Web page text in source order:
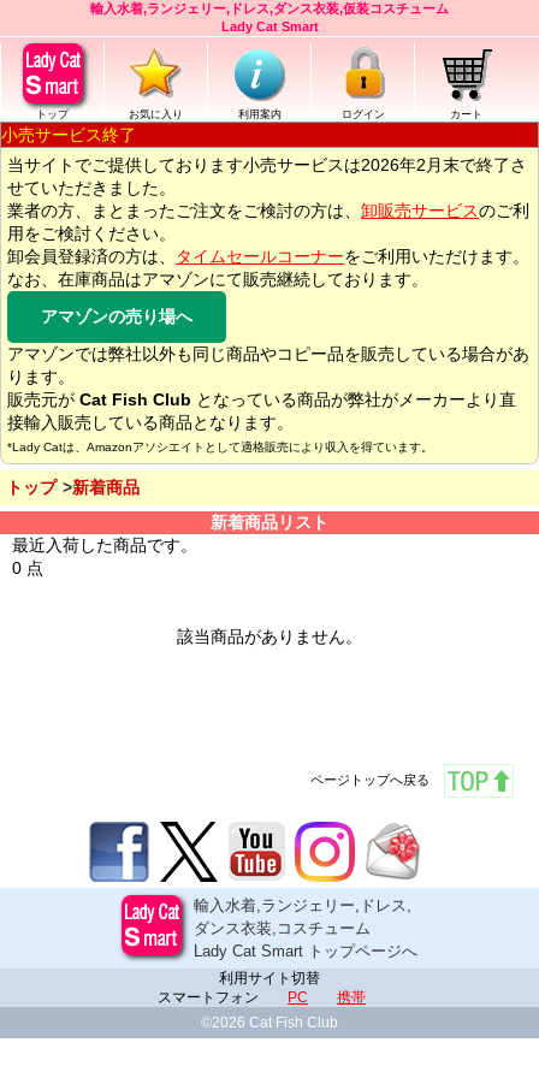
輸入水着,ランジェリー,ドレス,ダンス衣装,仮装コスチューム
Lady Cat Smart
トップ お気に入り 利用案内 ログイン カート
小売サービス終了
当サイトでご提供しております小売サービスは2026年2月末で終了さ
せていただきました。
業者の方、まとまったご注文をご検討の方は、 卸販売サービスのご利
用をご検討ください。
卸会員登録済の方は、
タイムセールコーナーをご利用いただけます。
なお、在庫商品はアマゾンにて販売継続しております。
アマゾンの売り場へ
アマゾンでは弊社以外も同じ商品やコピー品を販売している場合があ
ります。
販売元が Cat Fish Club となっている商品が弊社がメーカーより直
接輸入販売している商品となります。
*Lady Catは、Amazonアソシエイトとして適格販売により収入を得ています。
トップ
新着商品
新着商品リスト
最近入荷した商品です。
0 点
該当商品がありません。
ページトップへ戻る
輸入水着,ランジェリー,ドレス,
ダンス衣装,コスチューム
Lady Cat Smart トップページへ
利用サイト切替
スマートフォン
PC
携帯
©2026 Cat Fish Club